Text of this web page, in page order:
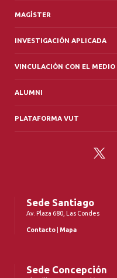
MAGÍSTER
INVESTIGACIÓN APLICADA
VINCULACIÓN CON EL MEDIO
ALUMNI
PLATAFORMA VUT
Twitter
Sede Santiago
Av. Plaza 680, Las Condes
Contacto Mapa
Sede Concepción